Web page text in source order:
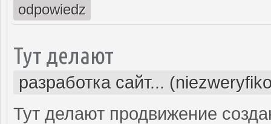
odpowiedz
Тут делают
разработка сайт...
Тут делают продвижение